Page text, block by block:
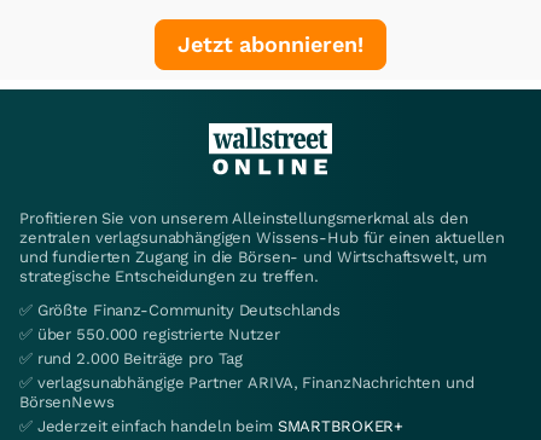
Jetzt abonnieren!
Profitieren Sie von unserem Alleinstellungsmerkmal als den
zentralen verlagsunabhängigen Wissens-Hub für einen aktuellen
und fundierten Zugang in die Börsen- und Wirtschaftswelt, um
strategische Entscheidungen zu treffen.
✅ Größte Finanz-Community Deutschlands
✅ über 550.000 registrierte Nutzer
✅ rund 2.000 Beiträge pro Tag
✅ verlagsunabhängige Partner ARIVA, FinanzNachrichten und
BörsenNews
✅ Jederzeit einfach handeln beim SMARTBROKER+